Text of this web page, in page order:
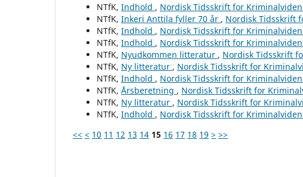
NTfK, Indhold , Nordisk Tidsskrift for
NTfK, Inkeri Anttila fyller 70 år , Nordisk Tidsskrift
NTfK, Indhold , Nordisk Tidsskrift for
NTfK, Indhold , Nordisk Tidsskrift for
NTfK, Nyudkommen litteratur , Nordisk Tidsskrift
NTfK, Ny litteratur , Nordisk Tidsskrift for
NTfK, Indhold , Nordisk Tidsskrift for
NTfK, Årsberetning , Nordisk Tidsskrift for
NTfK, Ny litteratur , Nordisk Tidsskrift for
NTfK, Indhold , Nordisk Tidsskrift for
<< < 10 11 12 13 14 15 16 17 18 19 > >>